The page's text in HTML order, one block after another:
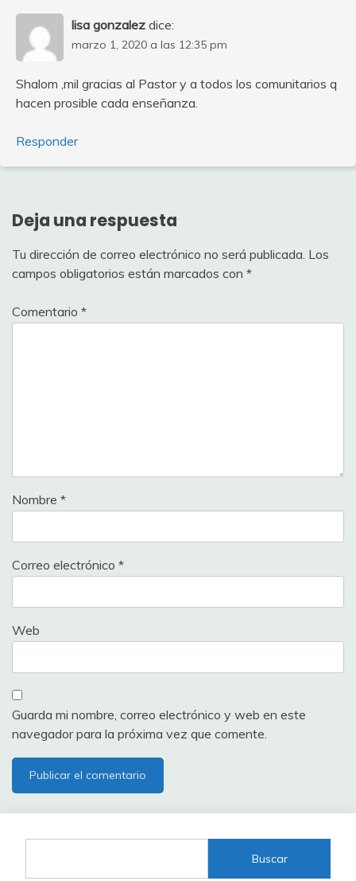
lisa gonzalez dice:
marzo 1, 2020 a las 12:35 pm
Shalom ,mil gracias al Pastor y a todos los comunitarios q
hacen prosible cada enseñanza.
Responder
Deja una respuesta
Tu dirección de correo electrónico no será publicada. Los
campos obligatorios están marcados con *
Comentario *
Nombre *
Correo electrónico *
Web
Guarda mi nombre, correo electrónico y web en este
navegador para la próxima vez que comente.
Buscar